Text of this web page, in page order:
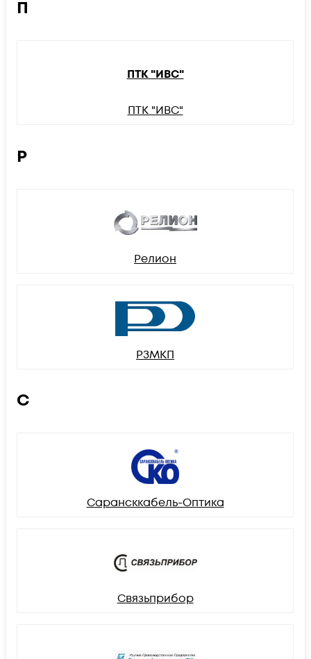
П
ПТК "ИВС"
ПТК "ИВС"
Р
Релион
РЗМКП
С
Сарансккабель-Оптика
Связьприбор